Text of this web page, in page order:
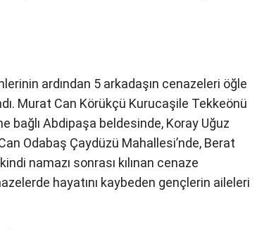
ardından 5 arkadaşın cenazeleri öğle
Murat Can Körükçü Kurucaşile Tekkeönü
bağlı Abdipaşa beldesinde, Koray Uğuz
Odabaş Çaydüzü Mahallesi’nde, Berat
namazı sonrası kılınan cenaze
hayatını kaybeden gençlerin aileleri